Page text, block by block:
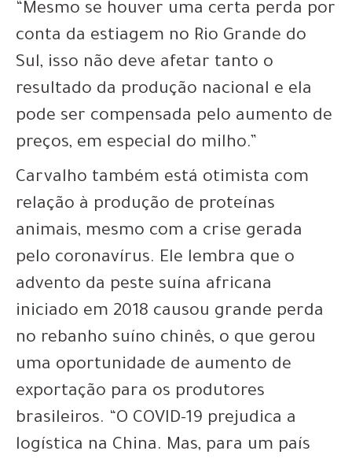
“Mesmo se houver uma certa perda por
conta da estiagem no Rio Grande do
Sul, isso não deve afetar tanto o
resultado da produção nacional e ela
pode ser compensada pelo aumento de
preços, em especial do milho.”
Carvalho também está otimista com
relação à produção de proteínas
animais, mesmo com a crise gerada
pelo coronavírus. Ele lembra que o
advento da peste suína africana
iniciado em 2018 causou grande perda
no rebanho suíno chinês, o que gerou
uma oportunidade de aumento de
exportação para os produtores
brasileiros. “O COVID-19 prejudica a
logística na China. Mas, para um país